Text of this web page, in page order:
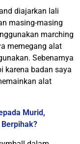
diajarkan lali
masing-masing
marching
memegang alat
Sebenarnya
karena badan saya
alat
Murid,